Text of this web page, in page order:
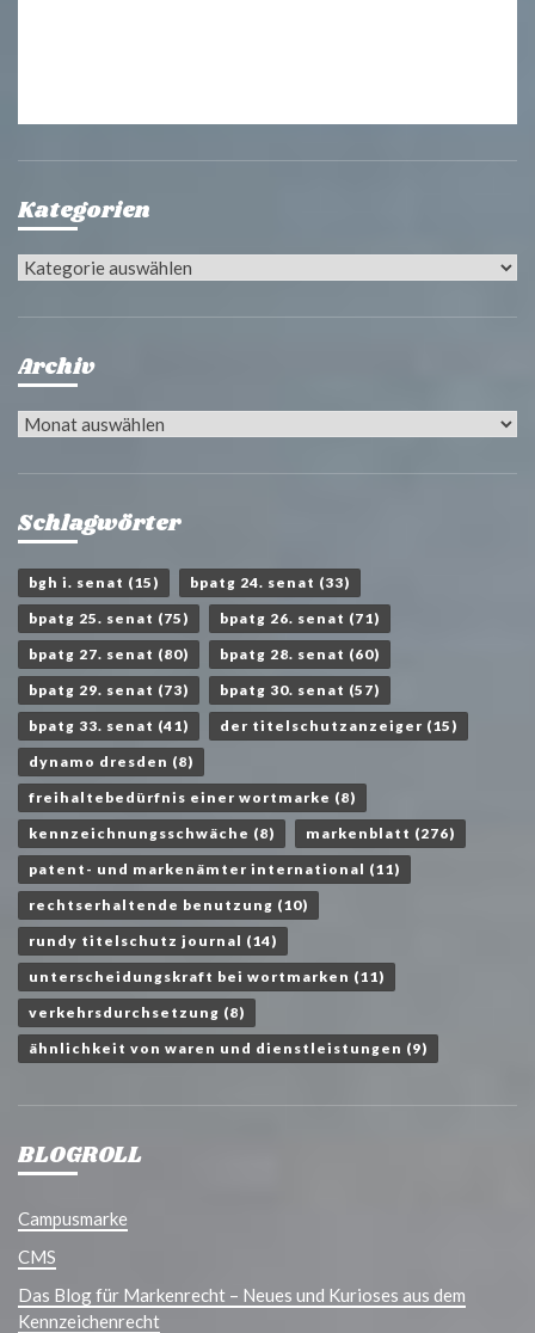
Kategorien
Kategorien
Archiv
Archiv
Schlagwörter
bgh i. senat (15) bpatg 24. senat (33)
bpatg 25. senat (75) bpatg 26. senat (71)
bpatg 27. senat (80) bpatg 28. senat (60)
bpatg 29. senat (73) bpatg 30. senat (57)
bpatg 33. senat (41) der titelschutzanzeiger (15)
dynamo dresden (8)
freihaltebedürfnis einer wortmarke (8)
kennzeichnungsschwäche (8) markenblatt (276)
patent- und markenämter international (11)
rechtserhaltende benutzung (10)
rundy titelschutz journal (14)
unterscheidungskraft bei wortmarken (11)
verkehrsdurchsetzung (8)
ähnlichkeit von waren und dienstleistungen (9)
BLOGROLL
Campusmarke
CMS
Das Blog für Markenrecht – Neues und Kurioses aus dem
Kennzeichenrecht